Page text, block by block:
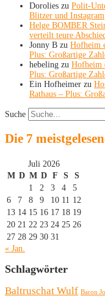
Dorolies zu Polit-
Blitzer und Instagram
Helge BOMBER
verteilt teure
Jonny B zu Hofheim
Plus: Großartige
hebeling zu Hofheim
Plus: Großartige
Ein Hofheimer zu
Rathaus – Plus:
Suche
Die 7
Juli 2026
M D M D F S
S
1
2 3 4
5
6
7 8 9 10 11 12
13 14 15 16 17 18 19
20 21 22 23 24 25 26
27 28 29 30 31
« Jan.
Schlagwörter
Baltruschat Wulf Baron